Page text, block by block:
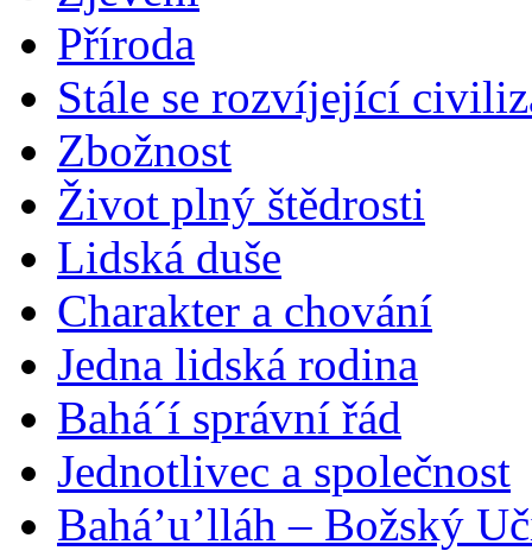
Příroda
Stále se rozvíjející
Zbožnost
Život plný štědrosti
Lidská duše
Charakter a chování
Jedna lidská rodina
Bahá´í správní řád
Jednotlivec a společnost
Bahá’u’lláh – Božský